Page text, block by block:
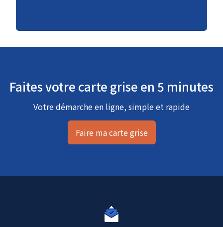
Faites votre carte grise en 5 minutes
Votre démarche en ligne, simple et rapide
Faire ma carte grise